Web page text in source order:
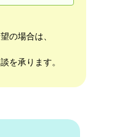
の場合は、
を承ります。